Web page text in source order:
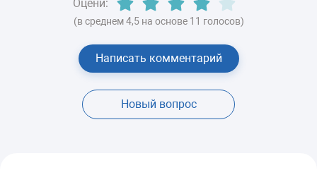
Оцени:
(в среднем 4,5 на основе 11 голосов)
Написать комментарий
Новый вопрос